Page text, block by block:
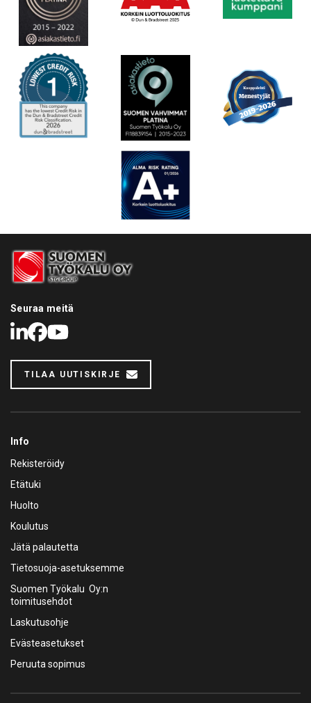
Seuraa meitä
LinkedIn
Facebook
Youtube
TILAA UUTISKIRJE
Info
Rekisteröidy
Etätuki
Huolto
Koulutus
Jätä palautetta
Tietosuoja-asetuksemme
Suomen Työkalu Oy:n
toimitusehdot
Laskutusohje
Evästeasetukset
Peruuta sopimus